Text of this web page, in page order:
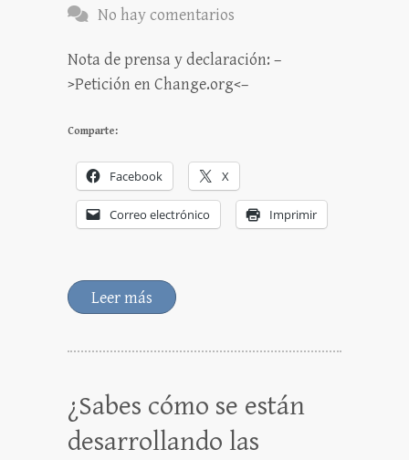
No hay comentarios
Nota de prensa y declaración: –
>Petición en Change.org<–
Comparte:
Facebook X
Correo electrónico Imprimir
Leer más
¿Sabes cómo se están
desarrollando las